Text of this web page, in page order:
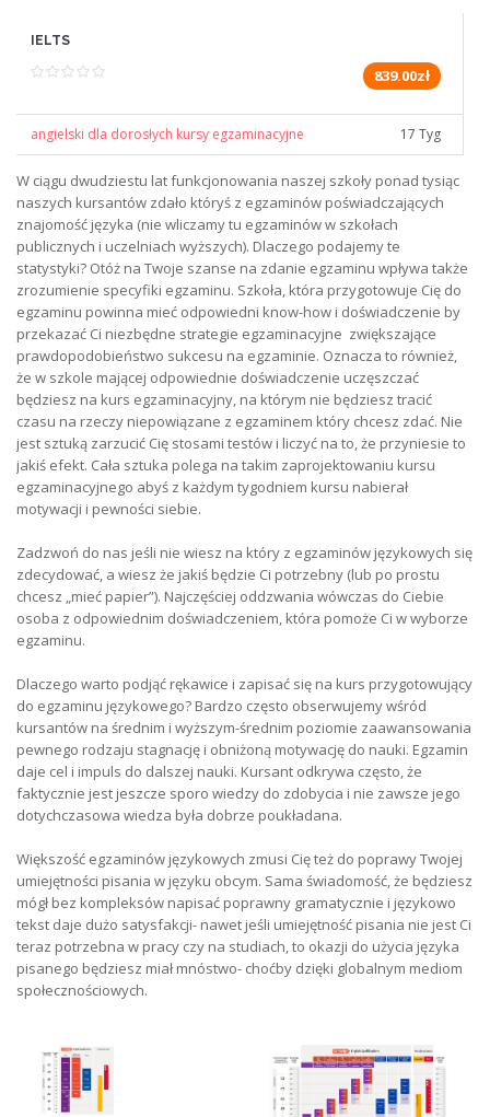
IELTS
839.00zł
angielski dla dorosłych kursy egzaminacyjne 17 Tyg
W ciągu dwudziestu lat funkcjonowania naszej szkoły ponad tysiąc
naszych kursantów zdało któryś z egzaminów poświadczających
znajomość języka (nie wliczamy tu egzaminów w szkołach
publicznych i uczelniach wyższych). Dlaczego podajemy te
statystyki? Otóż na Twoje szanse na zdanie egzaminu wpływa także
zrozumienie specyfiki egzaminu. Szkoła, która przygotowuje Cię do
egzaminu powinna mieć odpowiedni know-how i doświadczenie by
przekazać Ci niezbędne strategie egzaminacyjne zwiększające
prawdopodobieństwo sukcesu na egzaminie. Oznacza to również,
że w szkole mającej odpowiednie doświadczenie uczęszczać
będziesz na kurs egzaminacyjny, na którym nie będziesz tracić
czasu na rzeczy niepowiązane z egzaminem który chcesz zdać. Nie
jest sztuką zarzucić Cię stosami testów i liczyć na to, że przyniesie to
jakiś efekt. Cała sztuka polega na takim zaprojektowaniu kursu
egzaminacyjnego abyś z każdym tygodniem kursu nabierał
motywacji i pewności siebie.
Zadzwoń do nas jeśli nie wiesz na który z egzaminów językowych się
zdecydować, a wiesz że jakiś będzie Ci potrzebny (lub po prostu
chcesz „mieć papier”). Najczęściej oddzwania wówczas do Ciebie
osoba z odpowiednim doświadczeniem, która pomoże Ci w wyborze
egzaminu.
Dlaczego warto podjąć rękawice i zapisać się na kurs przygotowujący
do egzaminu językowego? Bardzo często obserwujemy wśród
kursantów na średnim i wyższym-średnim poziomie zaawansowania
pewnego rodzaju stagnację i obniżoną motywację do nauki. Egzamin
daje cel i impuls do dalszej nauki. Kursant odkrywa często, że
faktycznie jest jeszcze sporo wiedzy do zdobycia i nie zawsze jego
dotychczasowa wiedza była dobrze poukładana.
Większość egzaminów językowych zmusi Cię też do poprawy Twojej
umiejętności pisania w języku obcym. Sama świadomość, że będziesz
mógł bez kompleksów napisać poprawny gramatycznie i językowo
tekst daje dużo satysfakcji- nawet jeśli umiejętność pisania nie jest Ci
teraz potrzebna w pracy czy na studiach, to okazji do użycia języka
pisanego będziesz miał mnóstwo- choćby dzięki globalnym mediom
społecznościowych.